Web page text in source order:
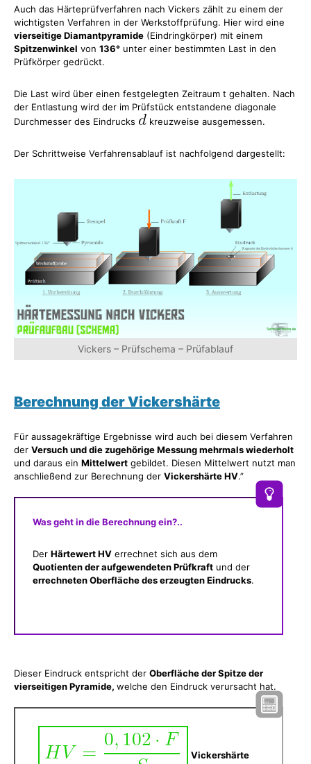
Auch das Härteprüfverfahren nach Vickers zählt zu einem der
wichtigsten Verfahren in der Werkstoffprüfung. Hier wird eine
vierseitige Diamantpyramide (Eindringkörper) mit einem
Spitzenwinkel von 136° unter einer bestimmten Last in den
Prüfkörper gedrückt.
Die Last wird über einen festgelegten Zeitraum t gehalten. Nach
der Entlastung wird der im Prüfstück entstandene diagonale
Durchmesser des Eindrucks
kreuzweise ausgemessen.
Der Schrittweise Verfahrensablauf ist nachfolgend dargestellt:
Vickers – Prüfschema – Prüfablauf
Berechnung der Vickershärte
Für aussagekräftige Ergebnisse wird auch bei diesem Verfahren
der Versuch und die zugehörige Messung mehrmals wiederholt
und daraus ein Mittelwert gebildet. Diesen Mittelwert nutzt man
anschließend zur Berechnung der Vickershärte HV.”
Was geht in die Berechnung ein?..
Der Härtewert HV errechnet sich aus dem
Quotienten der aufgewendeten Prüfkraft und der
errechneten Oberfläche des erzeugten Eindrucks.
Dieser Eindruck entspricht der Oberfläche der Spitze der
vierseitigen Pyramide, welche den Eindruck verursacht hat.
Vickershärte